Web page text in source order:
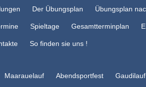
Der Übungsplan Übungsplan
Spieltage Gesamtterminplan
So finden sie uns !
Maarauelauf Abendsportfest Gaudilauf